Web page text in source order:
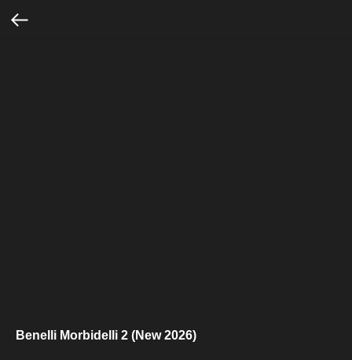
Benelli Morbidelli 2 (New 2026)